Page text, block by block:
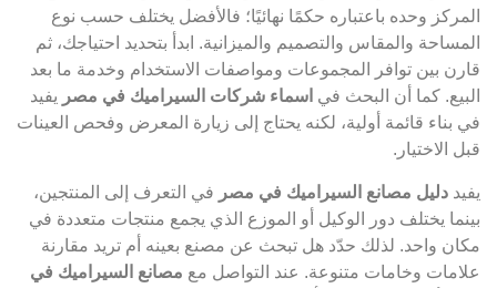
المركز وحده باعتباره حكمًا نهائيًا؛ فالأفضل يختلف حسب نوع
المساحة والمقاس والتصميم والميزانية. ابدأ بتحديد احتياجك، ثم
قارن بين توافر المجموعات ومواصفات الاستخدام وخدمة ما بعد
البيع. كما أن البحث في اسماء شركات السيراميك في مصر يفيد
في بناء قائمة أولية، لكنه يحتاج إلى زيارة المعرض وفحص العينات
قبل الاختيار.
يفيد دليل مصانع السيراميك في مصر في التعرف إلى المنتجين،
بينما يختلف دور الوكيل أو الموزع الذي يجمع منتجات متعددة في
مكان واحد. لذلك حدّد هل تبحث عن مصنع بعينه أم تريد مقارنة
علامات وخامات متنوعة. عند التواصل مع مصانع السيراميك في